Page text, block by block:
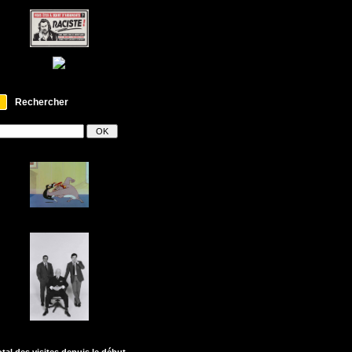
Rechercher